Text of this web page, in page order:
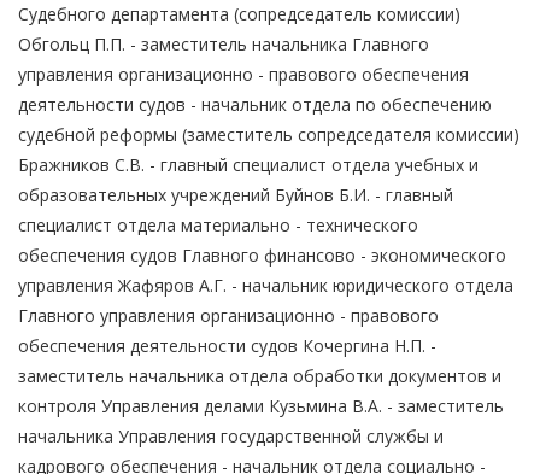
Судебного департамента (сопредседатель комиссии)
Обгольц П.П. - заместитель начальника Главного
управления организационно - правового обеспечения
деятельности судов - начальник отдела по обеспечению
судебной реформы (заместитель сопредседателя комиссии)
Бражников С.В. - главный специалист отдела учебных и
образовательных учреждений Буйнов Б.И. - главный
специалист отдела материально - технического
обеспечения судов Главного финансово - экономического
управления Жафяров А.Г. - начальник юридического отдела
Главного управления организационно - правового
обеспечения деятельности судов Кочергина Н.П. -
заместитель начальника отдела обработки документов и
контроля Управления делами Кузьмина В.А. - заместитель
начальника Управления государственной службы и
кадрового обеспечения - начальник отдела социально -